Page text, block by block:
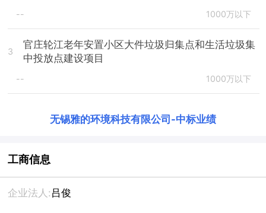
-- 1000万以下
3
官庄轮江老年安置小区大件垃圾归集点和生活垃圾集
中投放点建设项目
-- 1000万以下
无锡雅的环境科技有限公司 -中标业绩
工商信息
企业法人: 吕俊